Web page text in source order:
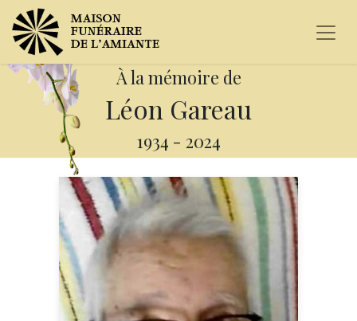
À la mémoire de
Léon Gareau
1934 - 2024